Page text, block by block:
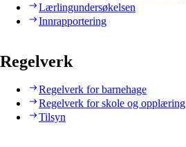
Lærlingundersøkelsen
Innrapportering
Regelverk
Regelverk for barnehage
Regelverk for skole og opplæring
Tilsyn